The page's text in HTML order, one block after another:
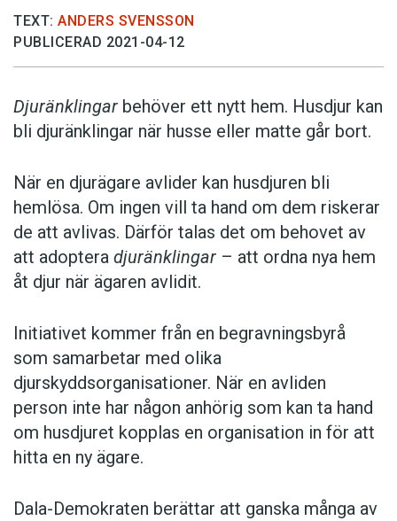
TEXT: ANDERS SVENSSON
PUBLICERAD 2021-04-12
Djuränklingar behöver ett nytt hem. Husdjur kan
bli djuränklingar när husse eller matte går bort.
När en djurägare avlider kan husdjuren bli
hemlösa. Om ingen vill ta hand om dem riskerar
de att avlivas. Därför talas det om behovet av
att adoptera djuränklingar – att ordna nya hem
åt djur när ägaren avlidit.
Initiativet kommer från en begravningsbyrå
som samarbetar med olika
djurskyddsorganisationer. När en avliden
person inte har någon anhörig som kan ta hand
om husdjuret kopplas en organisation in för att
hitta en ny ägare.
Dala-Demokraten berättar att ganska många av